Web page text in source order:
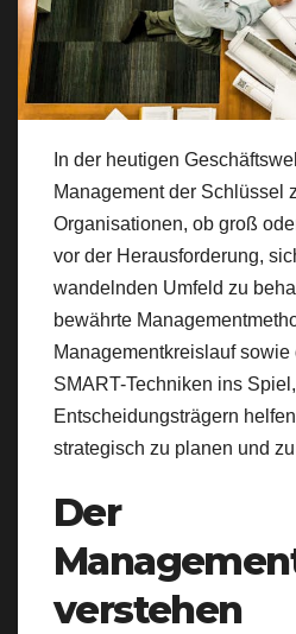
In der heutigen
Management der Schlüssel
Organisationen, ob groß
vor der Herausforderung,
wandelnden Umfeld zu
bewährte
Managementkreislauf sowie
SMART-Techniken ins
Entscheidungsträgern
strategisch zu planen und
Der
verstehen